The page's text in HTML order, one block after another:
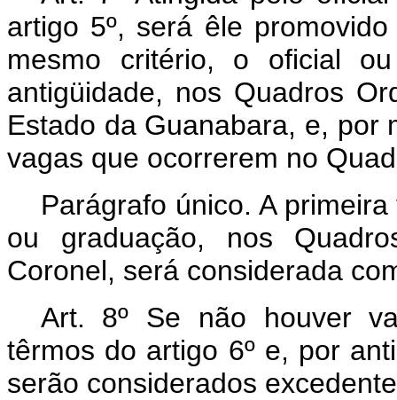
artigo 5º, será êle
mesmo critério, o oficial
antigüidade, nos Quadros
Estado da Guanabara, e, por
vagas que ocorrerem no
Parágrafo único. A
ou graduação, nos
Coronel, será considerada
Art. 8º Se não houver
têrmos do artigo 6º e, por
serão considerados